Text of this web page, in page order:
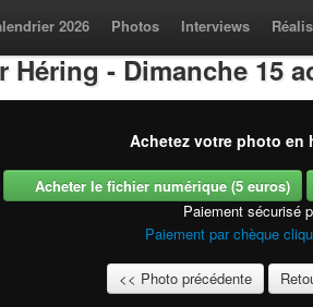
2026 Photos Interviews
Héring - Dimanche 15
Achetez votre photo en
Acheter le fichier numérique (5 euros)
Paiement sécurisé
Paiement par chèque
<< Photo précédente